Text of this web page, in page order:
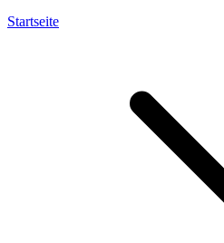
Startseite